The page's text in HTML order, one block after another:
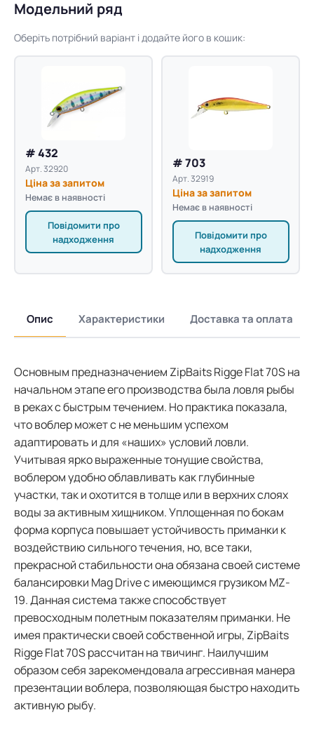
Модельний ряд
Оберіть потрібний варіант і додайте його в кошик:
# 432
Арт. 32920
Ціна за запитом
Немає в наявності
Повідомити про
надходження
# 703
Арт. 32919
Ціна за запитом
Немає в наявності
Повідомити про
надходження
Опис Характеристики Доставка та оплата
Основным предназначением ZipBaits Rigge Flat 70S на
начальном этапе его производства была ловля рыбы
в реках с быстрым течением. Но практика показала,
что воблер может с не меньшим успехом
адаптировать и для «наших» условий ловли.
Учитывая ярко выраженные тонущие свойства,
воблером удобно облавливать как глубинные
участки, так и охотится в толще или в верхних слоях
воды за активным хищником. Уплощенная по бокам
форма корпуса повышает устойчивость приманки к
воздействию сильного течения, но, все таки,
прекрасной стабильности она обязана своей системе
балансировки Mag Drive с имеющимся грузиком MZ-
19. Данная система также способствует
превосходным полетным показателям приманки. Не
имея практически своей собственной игры, ZipBaits
Rigge Flat 70S рассчитан на твичинг. Наилучшим
образом себя зарекомендовала агрессивная манера
презентации воблера, позволяющая быстро находить
активную рыбу.